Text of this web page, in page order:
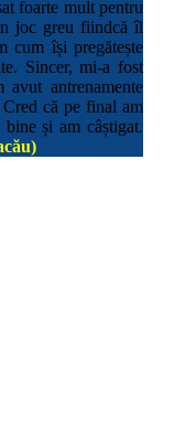
foarte mult pentru
joc greu fiindcă îl
cum își pregătește
Sincer, mi-a fost
antrenamente
că pe final am
și am câștigat.